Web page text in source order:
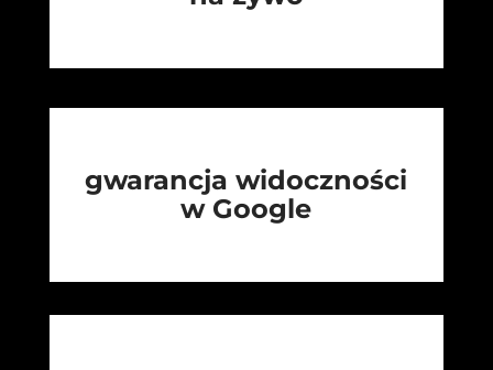
gwarancja widoczności
w Google